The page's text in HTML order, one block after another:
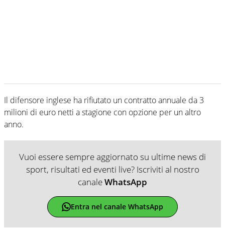
Il difensore inglese ha rifiutato un contratto annuale da 3
milioni di euro netti a stagione con opzione per un altro
anno.
Vuoi essere sempre aggiornato su ultime news di
sport, risultati ed eventi live? Iscriviti al nostro
canaleWhatsApp
Entra nel canale WhatsApp